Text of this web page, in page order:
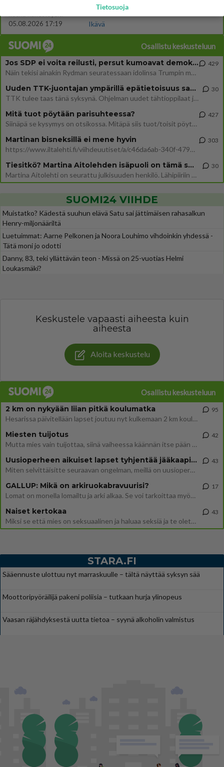
Kauanko olet kaivannut kaivattuasi ja
05.08.2026 17:19
Ikävä
Osallistu keskusteluun
Jos SDP ei voita reilusti, persut kumoavat demokratian Suomesta
Näin tekisi ainakin Rydman seuratessaan idolinsa Trumpin mallia https://www.is.fi/politiikka/art-2000012187244.html
429
Uuden TTK-juontajan ympärillä epätietoisuus sakenee - Nyt MTV hämmentää soppaa
TTK tulee taas tänä syksynä. Ohjelman uudet tähtioppilaat julkistetaan torstaina 6. elokuuta klo 14 alkavassa lehdistö
30
Mitä tuot pöytään parisuhteessa?
Siinäpä se kysymys on otsikossa. Mitäpä siis tuot/toisit pöytään parisuhteessa? Oletko mies vai nainen? Koetko sen mitä
427
Martinan bisneksillä ei mene hyvin
https://www.iltalehti.fi/viihdeuutiset/a/c46da6ab-340f-4790-aaa7-0865eed2336 Yrityksen konkurssihakemus on tullut kärä
303
Tiesitkö? Martina Aitolehden isäpuoli on tämä suosittu laulaja
Martina Aitolehti on seurattu julkisuuden henkilö. Lähipiiriin mahtuu muitakin tunnettuja henkilöitä. Tiesitkö, että Ma
30
SUOMI24 VIIHDE
Muistatko? Kädestä suuhun elävä Satu sai jättimäisen rahasalkun
Henry-miljonääriltä
Luetuimmat: Aarne Pelkonen ja Noora Louhimo vihdoinkin yhdessä -
Tätä moni jo odotti
Danny, 83, teki yllättävän teon - Missä on 25-vuotias Helmi
Loukasmäki?
Keskustele vapaasti aiheesta kuin
aiheesta
Aloita keskustelu
Osallistu keskusteluun
2 km on nykyään liian pitkä koulumatka
Hesarissa päivitellään lapset joutuu nyt kulkemaan 2 km kouluun jösses. Ruostefillarilla tuo matka menee vaikka miten äk
95
Miesten tuijotus
Mutta mies vain tuijottaa, siinä vaiheessa käännän itse pään pois. Mikä juttu? Yleensä jos joku tuijottaa tai katsoo, hä
42
Uusioperheen aikuiset lapset tyhjentää jääkaapin käydessään
Miten selvittäisitte seuraavan ongelman, meillä on uusioperhe, minulla teini-ikäiset lapset ja puolisolla aikuiset, jotk
43
GALLUP: Mikä on arkiruokabravuurisi?
Lomat on monella lomailtu ja arki alkaa. Se voi tarkoittaa myös sitä, että grillailut on grillattu ja palataan arjen ruo
17
Naiset kertokaa
Miksi se että mies on seksuaalinen ja haluaa seksiä ja te olette hänen mielestänne haluttava on vastenmielistä? Mikä sii
43
STARA.FI
Sääennuste ulottuu nyt marraskuulle – tältä näyttää syksyn sää
Moottoripyöräilijä pakeni poliisia – tutkaan hurja ylinopeus
Vaasan räjähdyksestä uutta tietoa – syynä alkoholin valmistus
Tietosuoja